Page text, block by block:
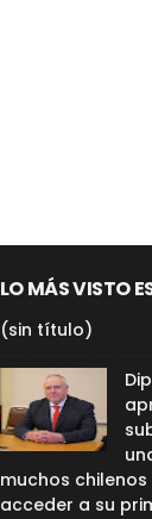
LO MÁS VISTO
(sin título)
muchos
acceder a su